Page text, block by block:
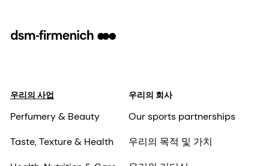
우리의 사업
Perfumery & Beauty
Taste, Texture & Health
우리의 회사
Our sports partnerships
우리의 목적 및 가치